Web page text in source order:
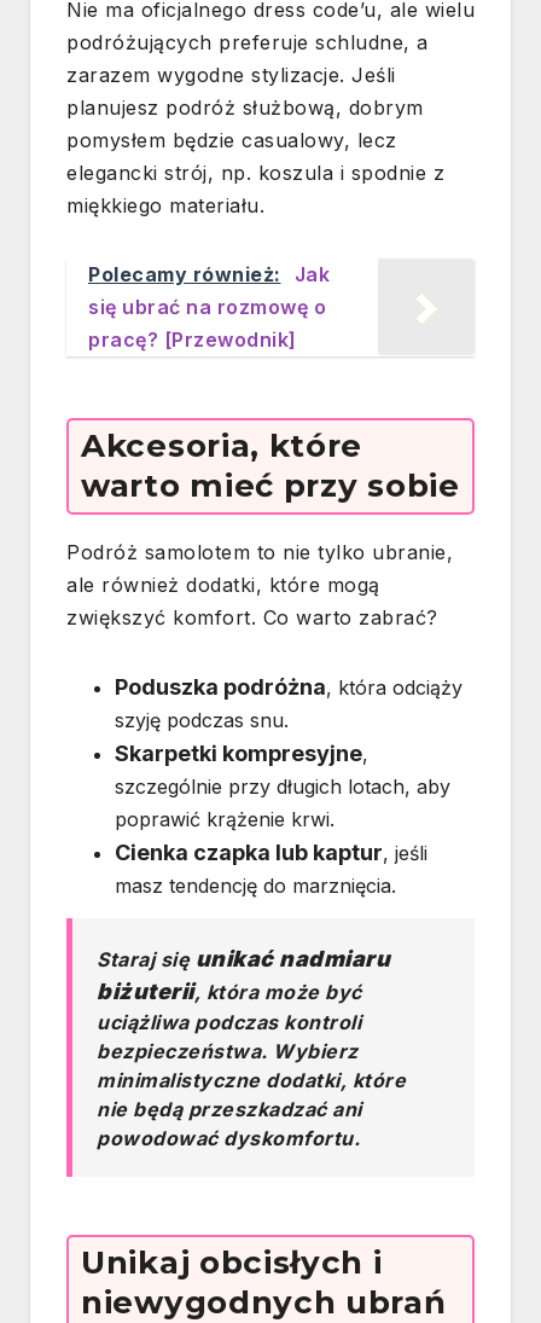
Nie ma oficjalnego dress code’u, ale wielu
podróżujących preferuje schludne, a
zarazem wygodne stylizacje. Jeśli
planujesz podróż służbową, dobrym
pomysłem będzie casualowy, lecz
elegancki strój, np. koszula i spodnie z
miękkiego materiału.
Polecamy również:
Jak
się ubrać na rozmowę o
pracę? [Przewodnik]
Akcesoria, które
warto mieć przy sobie
Podróż samolotem to nie tylko ubranie,
ale również dodatki, które mogą
zwiększyć komfort. Co warto zabrać?
Poduszka podróżna, która odciąży
szyję podczas snu.
Skarpetki kompresyjne,
szczególnie przy długich lotach, aby
poprawić krążenie krwi.
Cienka czapka lub kaptur, jeśli
masz tendencję do marznięcia.
Staraj się unikać nadmiaru
biżuterii, która może być
uciążliwa podczas kontroli
bezpieczeństwa. Wybierz
minimalistyczne dodatki, które
nie będą przeszkadzać ani
powodować dyskomfortu.
Unikaj obcisłych i
niewygodnych ubrań